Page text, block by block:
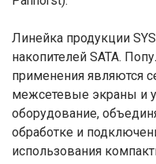
Линейка продукции
накопителей SATA.
применения являются
межсетевые экраны и
оборудование,
обработке и
использования